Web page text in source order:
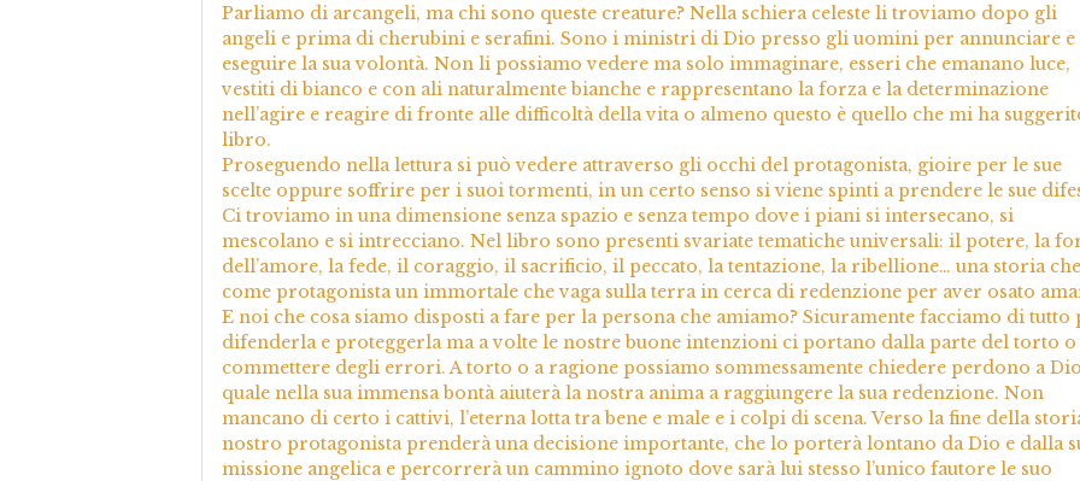
Parliamo di arcangeli, ma chi sono queste creature? Nella schiera celeste li troviamo dopo gli
angeli e prima di cherubini e serafini. Sono i ministri di Dio presso gli uomini per annunciare e
eseguire la sua volontà. Non li possiamo vedere ma solo immaginare, esseri che emanano luce,
vestiti di bianco e con ali naturalmente bianche e rappresentano la forza e la determinazione
nell’agire e reagire di fronte alle difficoltà della vita o almeno questo è quello che mi ha
libro.
Proseguendo nella lettura si può vedere attraverso gli occhi del protagonista, gioire per le sue
scelte oppure soffrire per i suoi tormenti, in un certo senso si viene spinti a prendere le sue
Ci troviamo in una dimensione senza spazio e senza tempo dove i piani si intersecano, si
mescolano e si intrecciano. Nel libro sono presenti svariate tematiche universali: il potere, la
dell’amore, la fede, il coraggio, il sacrificio, il peccato, la tentazione, la ribellione… una storia
come protagonista un immortale che vaga sulla terra in cerca di redenzione per aver osato
E noi che cosa siamo disposti a fare per la persona che amiamo? Sicuramente facciamo di tutto
difenderla e proteggerla ma a volte le nostre buone intenzioni ci portano dalla parte del torto o
commettere degli errori. A torto o a ragione possiamo sommessamente chiedere perdono a
quale nella sua immensa bontà aiuterà la nostra anima a raggiungere la sua redenzione. Non
mancano di certo i cattivi, l’eterna lotta tra bene e male e i colpi di scena. Verso la fine della
nostro protagonista prenderà una decisione importante, che lo porterà lontano da Dio e dalla
missione angelica e percorrerà un cammino ignoto dove sarà lui stesso l’unico fautore le suo